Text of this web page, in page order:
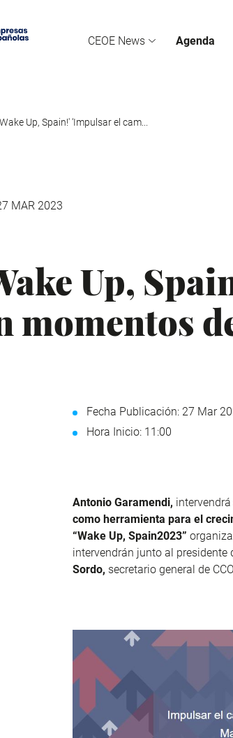
CEOE News Agenda
Up, Spain!' ‘Impulsar el cam...
MAR 2023
Up,
momentos
Fecha Publicación: 27 Mar
Hora Inicio: 11:00
Antonio Garamendi, intervendrá
como herramienta para el
“Wake Up, Spain2023”
intervendrán junto al presidente
Sordo, secretario general de